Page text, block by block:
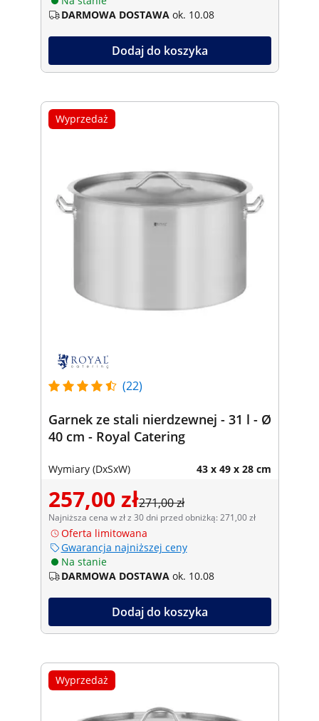
DARMOWA DOSTAWA ok. 10.08
Dodaj do koszyka
Wyprzedaż
(22)
Garnek ze stali nierdzewnej - 31 l - Ø
40 cm - Royal Catering
Wymiary (DxSxW) 43 x 49 x 28 cm
257,00 zł271,00 zł
Najniższa cena w zł z 30 dni przed obniżką: 271,00 zł
Oferta limitowana
Gwarancja najniższej ceny
Na stanie
DARMOWA DOSTAWA ok. 10.08
Dodaj do koszyka
Wyprzedaż